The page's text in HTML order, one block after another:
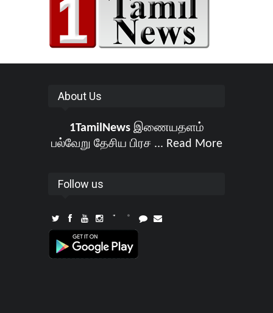
About Us
1TamilNewsஇணையதளம்
பல்வேறு தேசிய பிரச ... Read More
Follow us